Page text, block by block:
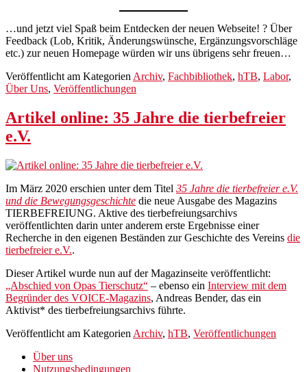
…und jetzt viel Spaß beim Entdecken der neuen Webseite! ? Über
Feedback (Lob, Kritik, Änderungswünsche, Ergänzungsvorschläge
etc.) zur neuen Homepage würden wir uns übrigens sehr freuen…
Veröffentlicht am Kategorien Archiv, Fachbibliothek, hTB, Labor,
Über Uns, Veröffentlichungen
Artikel online: 35 Jahre die tierbefreier
e.V.
Im März 2020 erschien unter dem Titel 35 Jahre die tierbefreier e.V.
und die Bewegungsgeschichte die neue Ausgabe des Magazins
TIERBEFREIUNG. Aktive des tierbefreiungsarchivs
veröffentlichten darin unter anderem erste Ergebnisse einer
Recherche in den eigenen Beständen zur Geschichte des Vereins die
tierbefreier e.V..
Dieser Artikel wurde nun auf der Magazinseite veröffentlicht:
„Abschied von Opas Tierschutz“ – ebenso ein Interview mit dem
Begründer des VOICE-Magazins, Andreas Bender, das ein
Aktivist* des tierbefreiungsarchivs führte.
Veröffentlicht am Kategorien Archiv, hTB, Veröffentlichungen
Über uns
Nutzungsbedingungen